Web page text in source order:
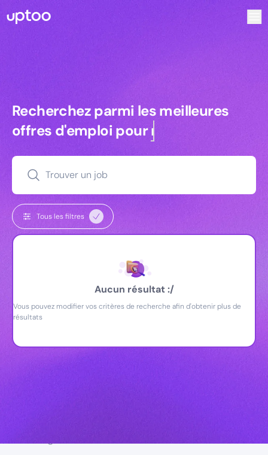
Recherchez parmi les meilleures
Recherchez parmi les meilleures
offres d'emploi pourmanagers
Trouver un job
Tous les filtres
Aucun résultat :/
Vous pouvez modifier vos critères de recherche afin d'obtenir plus de
résultats